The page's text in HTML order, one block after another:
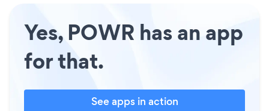
Yes, POWR has an app
for that.
See apps in action